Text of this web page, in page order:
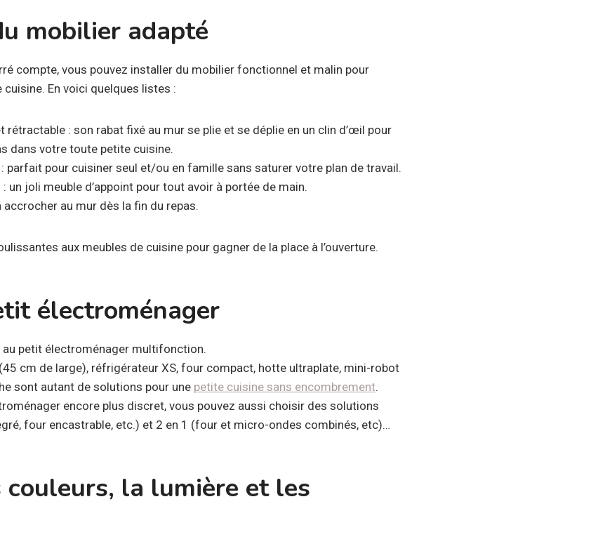
mobilier adapté
compte, vous pouvez installer du mobilier fonctionnel et malin pour
En voici quelques listes :
rétractable : son rabat fixé au mur se plie et se déplie en un clin d’œil pour
dans votre toute petite cuisine.
parfait pour cuisiner seul et/ou en famille sans saturer votre plan de travail.
un joli meuble d’appoint pour tout avoir à portée de main.
accrocher au mur dès la fin du repas.
aux meubles de cuisine pour gagner de la place à l’ouverture.
électroménager
au petit électroménager multifonction.
cm de large), réfrigérateur XS, four compact, hotte ultraplate, mini-robot
sont autant de solutions pour une petite cuisine sans encombrement.
encore plus discret, vous pouvez aussi choisir des solutions
four encastrable, etc.) et 2 en 1 (four et micro-ondes combinés, etc)…
couleurs, la lumière et les